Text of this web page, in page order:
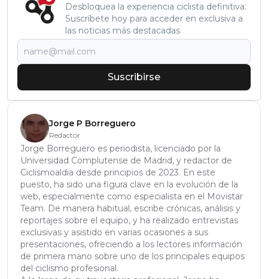
Desbloquea la experiencia ciclista definitiva:
Suscríbete hoy para acceder en exclusiva a
las noticias más destacadas
Suscribirse
Jorge P Borreguero
Redactor
Jorge Borreguero es periodista, licenciado por la
Universidad Complutense de Madrid, y redactor de
Ciclismoaldia desde principios de 2023. En este
puesto, ha sido una figura clave en la evolución de la
web, especialmente como especialista en el Movistar
Team. De manera habitual, escribe crónicas, análisis y
reportajes sobre el equipo, y ha realizado entrevistas
exclusivas y asistido en varias ocasiones a sus
presentaciones, ofreciendo a los lectores información
de primera mano sobre uno de los principales equipos
del ciclismo profesional.